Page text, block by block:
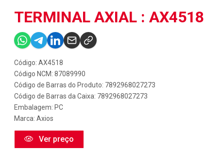
TERMINAL AXIAL : AX4518
Código: AX4518
Código NCM: 87089990
Código de Barras do Produto: 7892968027273
Código de Barras da Caixa: 7892968027273
Embalagem: PC
Marca: Axios
Ver preço